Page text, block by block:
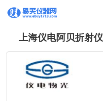
上海仪电阿贝折射